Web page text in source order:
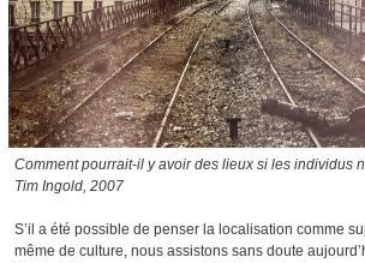
Comment pourrait-il y avoir des lieux si les individus
Tim Ingold, 2007
S’il a été possible de penser la localisation comme
même de culture, nous assistons sans doute